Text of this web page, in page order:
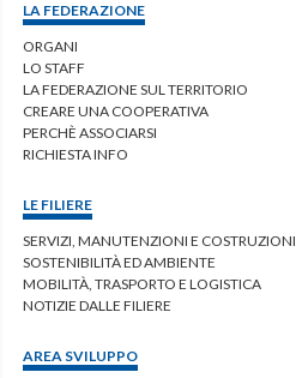
LA FEDERAZIONE
ORGANI
LO STAFF
LA FEDERAZIONE SUL TERRITORIO
CREARE UNA COOPERATIVA
PERCHÈ ASSOCIARSI
RICHIESTA INFO
LE FILIERE
SERVIZI, MANUTENZIONI E COSTRUZIONI
SOSTENIBILITÀ ED AMBIENTE
MOBILITÀ, TRASPORTO E LOGISTICA
NOTIZIE DALLE FILIERE
AREA SVILUPPO